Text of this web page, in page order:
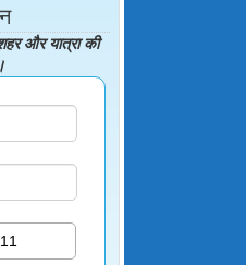
और यात्रा की